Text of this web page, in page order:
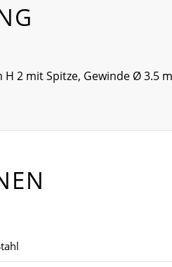
H 2 mit Spitze, Gewinde Ø 3.5